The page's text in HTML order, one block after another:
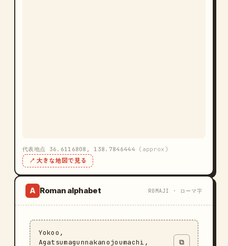
代表地点 36.6116808, 138.7846444 (approx)
↗ 大きな地図で見る
A Roman alphabet ROMAJI · ローマ字
Yokoo,
Agatsumagunnakanojoumachi,
⧉